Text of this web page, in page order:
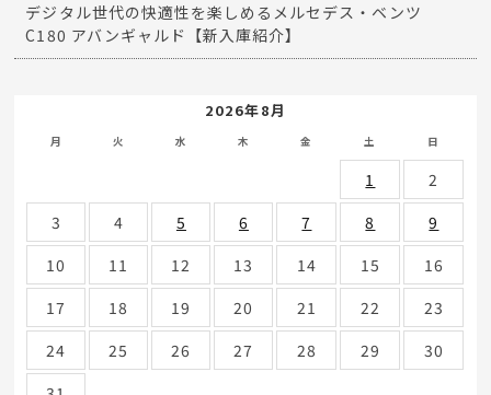
デジタル世代の快適性を楽しめるメルセデス・ベンツ
C180 アバンギャルド【新入庫紹介】
2026年8月
月 火 水 木 金 土 日
1
2
3
4 5 6 7 8
9
10
11 12 13 14 15
16
17
18 19 20 21 22
23
24
25 26 27 28 29
30